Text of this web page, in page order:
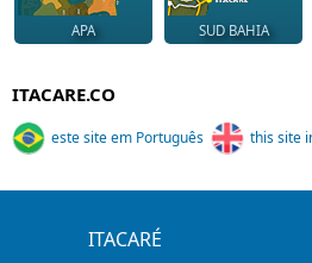
APA SUD BAHIA
ITACARE.CO
este site em Português this site
ITACARÉ